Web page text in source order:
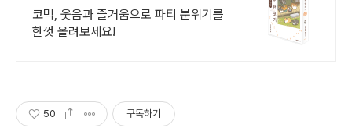
배송
코믹, 웃음과 즐거움으로 파티 분위기를
한껏 올려보세요!
50 구독하기